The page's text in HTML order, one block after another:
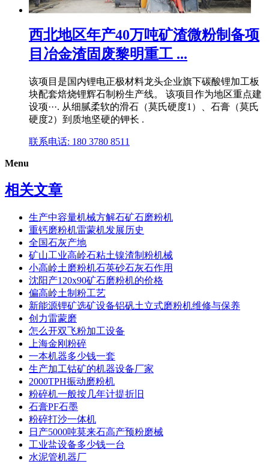
西北地区年产40万吨矿渣微粉制备项
目冶金渣固废黎明重工 ...
该项目是国内锂电正极材料龙头企业旗下碳酸锂加工板
块配套焙烧锂辉石制粉生产线。 该项目作为地区重点建
设项···. 从细腻柔软的滑石（莫氏硬度1）、石膏（莫氏
硬度2）到质地坚硬的钾长 .
联系电话: 180 3780 8511
Menu
相关文章
生产中容量机械方解石矿石磨粉机
重钙磨粉机雷蒙机发展历史
全国石灰产地
矿山工业高岭石粘土镍渣制粉机械
小高岭土磨粉机石英砂石灰石作用
沈阳产120x90矿石磨粉机的价格
偏高岭土制粉工艺
新能源锂矿选矿设备铝矾土立式磨粉机维修与保养
创力雷蒙磨
怎么开双飞粉加工设备
上海金刚粉碎
一本机器多少钱一套
生产加工钴矿的机器设备厂家
2000TPH振动磨粉机
粉碎机一般按几年计提折旧
石膏PF石墨
粉碎打沙一体机
日产5000吨莫来石高产预粉磨械
工业盐设备多少钱一台
水泥管机器厂